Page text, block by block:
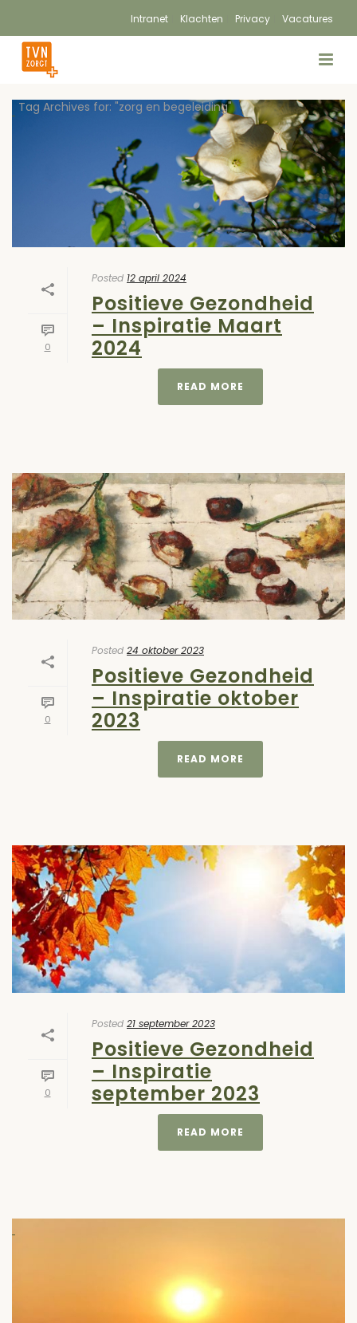
Intranet Klachten Privacy Vacatures
Tag Archives for: "zorg en begeleiding"
0
Posted 12 april 2024
Positieve Gezondheid
– Inspiratie Maart
2024
READ MORE
0
Posted 24 oktober 2023
Positieve Gezondheid
– Inspiratie oktober
2023
READ MORE
0
Posted 21 september 2023
Positieve Gezondheid
– Inspiratie
september 2023
READ MORE